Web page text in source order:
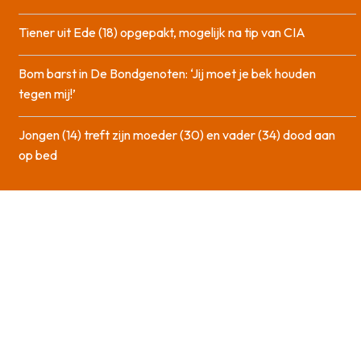
Tiener uit Ede (18) opgepakt, mogelijk na tip van CIA
Bom barst in De Bondgenoten: ‘Jij moet je bek houden
tegen mij!’
Jongen (14) treft zijn moeder (30) en vader (34) dood aan
op bed